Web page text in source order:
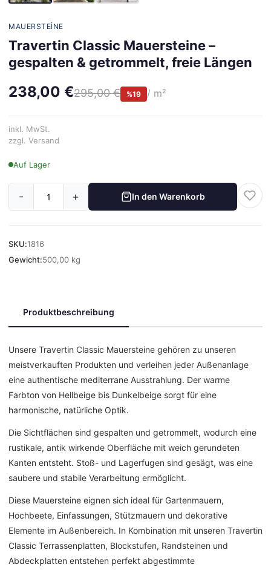
MAUERSTEINE
Travertin Classic Mauersteine –
gespalten & getrommelt, freie Längen
238,00 €295,00 € %19 / m²
inkl. MwSt.
zzgl. Versand
Auf Lager
- + In den Warenkorb
SKU:1816
Gewicht:500,00 kg
Produktbeschreibung
Unsere Travertin Classic Mauersteine gehören zu unseren
meistverkauften Produkten und verleihen jeder Außenanlage
eine authentische mediterrane Ausstrahlung. Der warme
Farbton von Hellbeige bis Dunkelbeige sorgt für eine
harmonische, natürliche Optik.
Die Sichtflächen sind gespalten und getrommelt, wodurch eine
rustikale, antik wirkende Oberfläche mit weich gerundeten
Kanten entsteht. Stoß- und Lagerfugen sind gesägt, was eine
saubere und stabile Verarbeitung ermöglicht.
Diese Mauersteine eignen sich ideal für Gartenmauern,
Hochbeete, Einfassungen, Stützmauern und dekorative
Elemente im Außenbereich. In Kombination mit unseren Travertin
Classic Terrassenplatten, Blockstufen, Randsteinen und
Abdeckplatten entstehen perfekt abgestimmte